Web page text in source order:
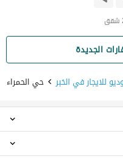
الجديدة
للايجار في الخبر حي الحمراء